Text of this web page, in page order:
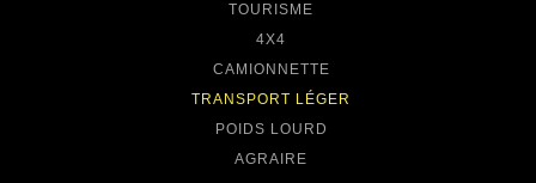
TOURISME
4X4
CAMIONNETTE
TRANSPORT LÉGER
POIDS LOURD
AGRAIRE